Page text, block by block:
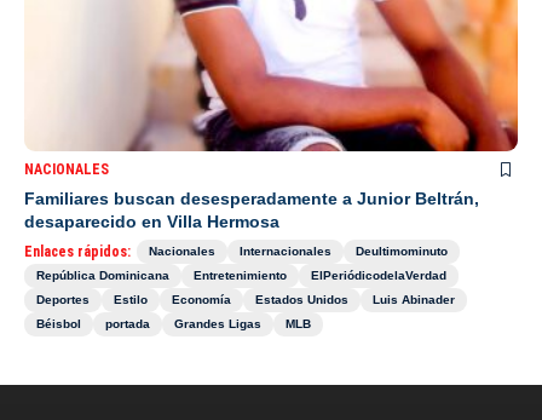
NACIONALES
Familiares buscan desesperadamente a Junior Beltrán,
desaparecido en Villa Hermosa
Enlaces rápidos: Nacionales Internacionales
Deultimominuto
República Dominicana
Entretenimiento
ElPeriódicodelaVerdad
Deportes
Estilo Economía Estados Unidos
Luis Abinader
Béisbol
portada Grandes Ligas MLB